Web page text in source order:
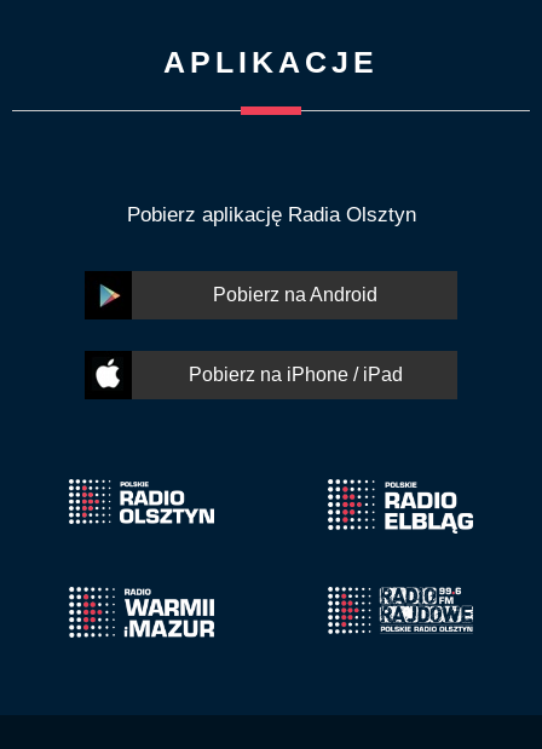
APLIKACJE
Pobierz aplikację Radia Olsztyn
Pobierz na Android
Pobierz na iPhone / iPad